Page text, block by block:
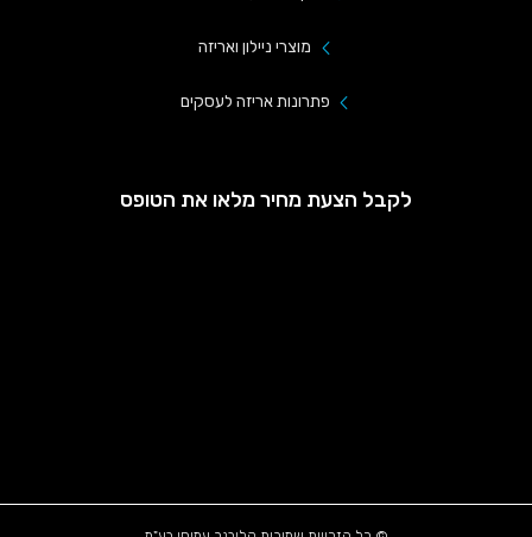
מוצרי ניילון ואריזה
פתרונות אריזה לעסקים
לקבל הצעת מחיר מלאו את הטופס